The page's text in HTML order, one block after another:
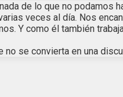
de lo que no podamos
veces al día. Nos
Y como él también
no se convierta en una